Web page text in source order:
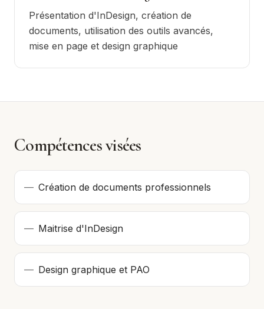
Présentation d'InDesign, création de
documents, utilisation des outils avancés,
mise en page et design graphique
Compétences visées
— Création de documents professionnels
— Maitrise d'InDesign
— Design graphique et PAO